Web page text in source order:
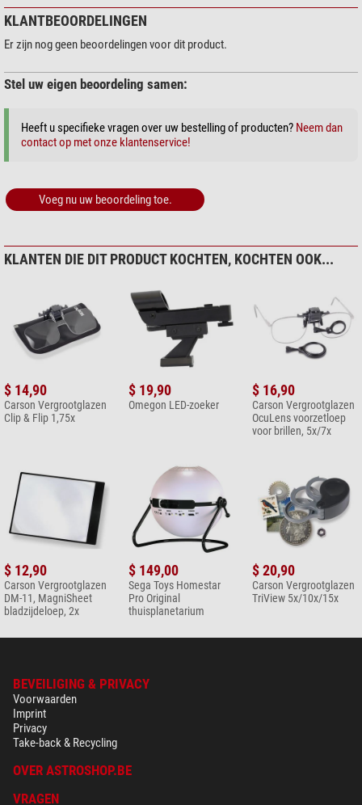
KLANTBEOORDELINGEN
Er zijn nog geen beoordelingen voor dit product.
Stel uw eigen beoordeling samen:
Heeft u specifieke vragen over uw bestelling of producten? Neem dan
contact op met onze klantenservice!
Voeg nu uw beoordeling toe.
KLANTEN DIE DIT PRODUCT KOCHTEN, KOCHTEN OOK...
$ 14,90
Carson Vergrootglazen
Clip & Flip 1,75x
$ 19,90
Omegon LED-zoeker
$ 16,90
Carson Vergrootglazen
OcuLens voorzetloep
voor brillen, 5x/7x
$ 12,90
Carson Vergrootglazen
DM-11, MagniSheet
bladzijdeloep, 2x
$ 149,00
Sega Toys Homestar
Pro Original
thuisplanetarium
$ 20,90
Carson Vergrootglazen
TriView 5x/10x/15x
BEVEILIGING & PRIVACY
Voorwaarden
Imprint
Privacy
Take-back & Recycling
OVER ASTROSHOP.BE
VRAGEN